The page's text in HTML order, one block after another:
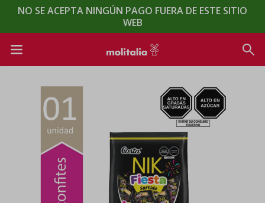
NO SE ACEPTA NINGÚN PAGO FUERA DE ESTE SITIO
WEB